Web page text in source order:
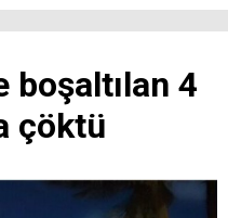
boşaltılan 4
çöktü